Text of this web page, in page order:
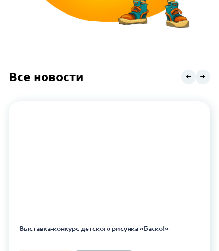
Все новости
Выставка-конкурс детского рисунка «Баско!»